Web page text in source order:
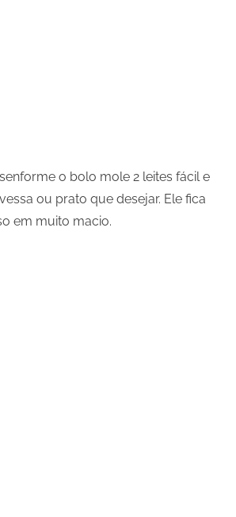
o bolo mole 2 leites fácil e
ou prato que desejar. Ele fica
em muito macio.